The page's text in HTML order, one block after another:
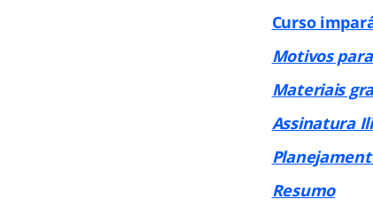
Curso
Motivos
Materiais
Assinatura
Resumo